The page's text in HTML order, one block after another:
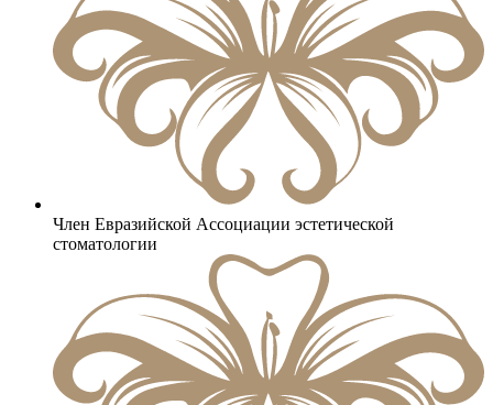
Член Евразийской Ассоциации эстетической
стоматологии